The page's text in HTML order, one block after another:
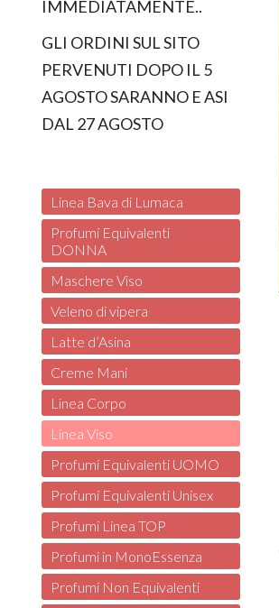
IMMEDIATAMENTE..
GLI ORDINI SUL SITO
PERVENUTI DOPO IL 5
AGOSTO SARANNO E ASI
DAL 27 AGOSTO
Linea Bava di Lumaca
Profumi Equivalenti
DONNA
Maschere Viso
Veleno di vipera
Latte d’Asina
Creme Mani
Linea Corpo
Linea Viso
Profumi Equivalenti UOMO
Profumi Equivalenti Unisex
Profumi Linea TOP
Profumi in MonoEssenza
Profumi Non Equivalenti